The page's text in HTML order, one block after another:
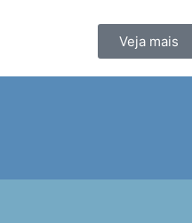
Veja mais